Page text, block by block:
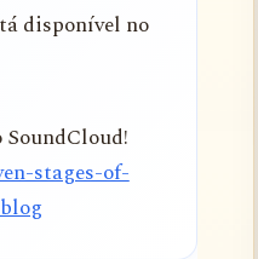
disponível no
stages-of-